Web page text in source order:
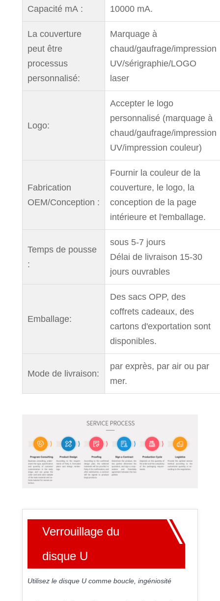
Capacité mA : 10000 mA.
La couverture
peut être
processus
personnalisé:
Marquage à
chaud/gaufrage/impression
UV/sérigraphie/LOGO
laser
Logo:
Accepter le logo
personnalisé (marquage à
chaud/gaufrage/impression
UV/impression couleur)
Fabrication
OEM/Conception :
Fournir la couleur de la
couverture, le logo, la
conception de la page
intérieure et l'emballage.
Temps de pousse
:
sous 5-7 jours
Délai de livraison 15-30
jours ouvrables
Emballage:
Des sacs OPP, des
coffrets cadeaux, des
cartons d'exportation sont
disponibles.
Mode de livraison:
par exprès, par air ou par
mer.
Verrouillage du
disque U
Utilisez le disque U comme boucle, ingéniosité